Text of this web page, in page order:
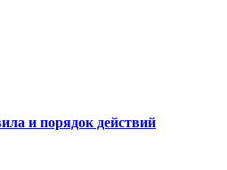
и порядок действий